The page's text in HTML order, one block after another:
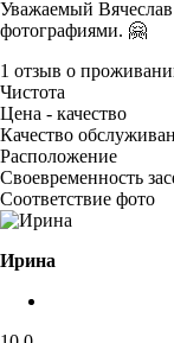
Уважаемый
фотографиями. 🤗
1 отзыв о
Чистота
Цена - качество
Качество
Расположение
Своевременность
Соответствие фото
Ирина